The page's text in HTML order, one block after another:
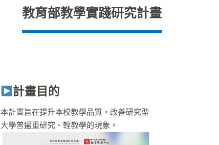
教育部教學實踐研究計畫
計畫目的
本計畫旨在提升本校教學品質，改善研究型
大學普遍重研究、輕教學的現象。